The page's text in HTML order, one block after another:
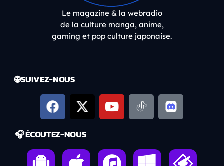
Le magazine & la webradio
de la culture manga, anime,
gaming et pop culture japonaise.
🌐 SUIVEZ-NOUS
🎧 ÉCOUTEZ-NOUS